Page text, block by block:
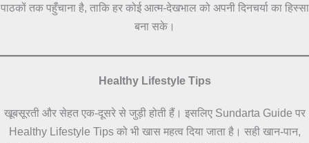
पाठकों तक पहुँचाना है, ताकि हर कोई आत्म-देखभाल को अपनी दिनचर्या का हिस्सा
बना सके।
Healthy Lifestyle Tips
खूबसूरती और सेहत एक-दूसरे से जुड़ी होती हैं। इसलिए Sundarta Guide पर
Healthy Lifestyle Tips को भी खास महत्व दिया जाता है। सही खान-पान,